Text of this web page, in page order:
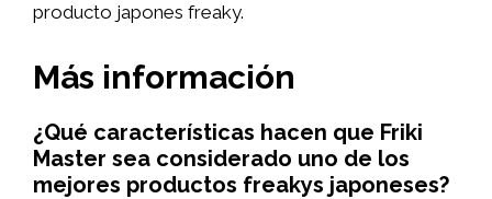
producto japones freaky.
Más información
¿Qué características hacen que Friki
Master sea considerado uno de los
mejores productos freakys japoneses?